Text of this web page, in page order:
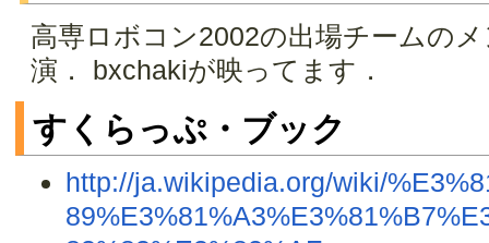
高専ロボコン2002の出場チームの
演． bxchakiが映ってます．
すくらっぷ・ブック
http://ja.wikipedia.org/wiki/